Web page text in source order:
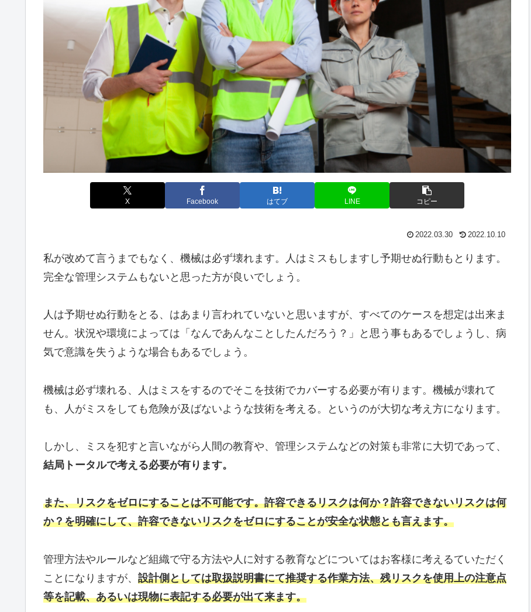
X Facebook はてブ LINE コピー
2022.03.30 2022.10.10
私が改めて言うまでもなく、機械は必ず壊れます。人はミスもしますし予期せぬ行動もとります。
完全な管理システムもないと思った方が良いでしょう。
人は予期せぬ行動をとる、はあまり言われていないと思いますが、すべてのケースを想定は出来ま
せん。状況や環境によっては「なんであんなことしたんだろう？」と思う事もあるでしょうし、病
気で意識を失うような場合もあるでしょう。
機械は必ず壊れる、人はミスをするのでそこを技術でカバーする必要が有ります。機械が壊れて
も、人がミスをしても危険が及ばないような技術を考える。というのが大切な考え方になります。
しかし、ミスを犯すと言いながら人間の教育や、管理システムなどの対策も非常に大切であって、
結局トータルで考える必要が有ります。
また、リスクをゼロにすることは不可能です。許容できるリスクは何か？許容できないリスクは何
か？を明確にして、許容できないリスクをゼロにすることが安全な状態とも言えます。
管理方法やルールなど組織で守る方法や人に対する教育などについてはお客様に考えるていただく
ことになりますが、 設計側としては取扱説明書にて推奨する作業方法、残リスクを使用上の注意点
等を記載、あるいは現物に表記する必要が出て来ます。